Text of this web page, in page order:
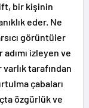
bir kişinin
eder. Ne
görüntüler
izleyen ve
tarafından
çabaları
özgürlük ve